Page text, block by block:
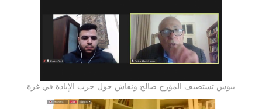
يبوس تستضيف المؤرخ صالح ونقاش حول حرب الإبادة في غزة